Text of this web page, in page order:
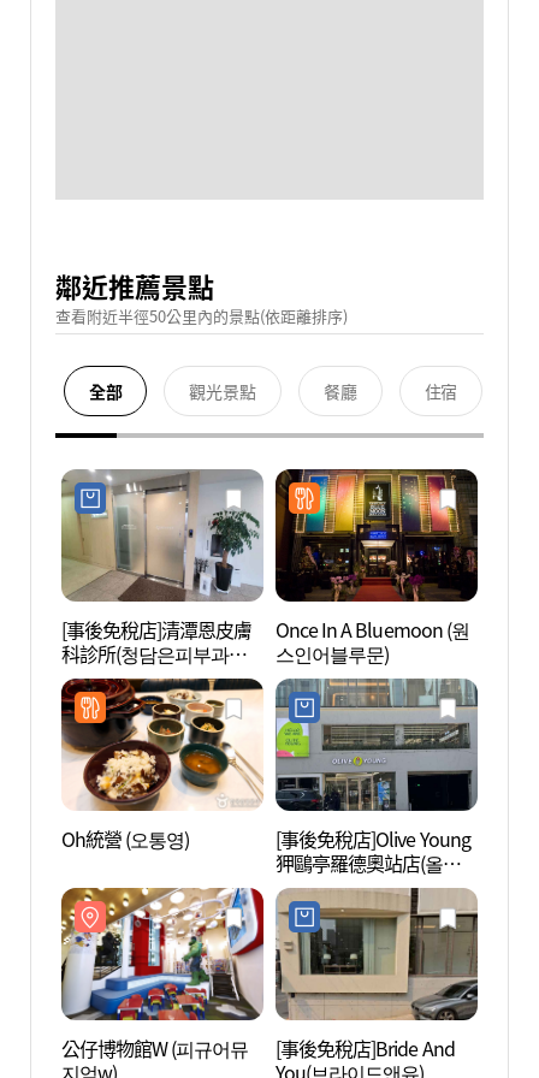
鄰近推薦景點
查看附近半徑50公里內的景點(依距離排序)
全部 觀光景點 餐廳 住宿
[事後免稅店]清潭恩皮膚
科診所(청담은피부과의
원)
Once In A Bluemoon (원
스인어블루문)
Oh統營 (오통영)
[事後免稅店]Olive Young
狎鷗亭羅德奧站店(올리
브영 압구정로데오역점)
公仔博物館W (피규어뮤
지엄w)
[事後免稅店]Bride And
You(브라이드앤유)